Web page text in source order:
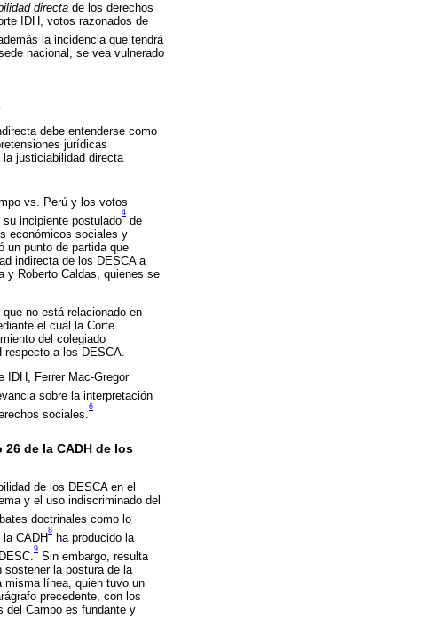
directa de los derechos
IDH, votos razonados de
la incidencia que tendrá
nacional, se vea vulnerado
debe entenderse como
jurídicas
justiciabilidad directa
vs. Perú y los votos
incipiente postulado
4
de
económicos sociales y
un punto de partida que
indirecta de los DESCA a
y Roberto Caldas, quienes se
no está relacionado en
el cual la Corte
del colegiado
a los DESCA.
IDH, Ferrer Mac-Gregor
sobre la interpretación
sociales.
6
de la CADH de los
de los DESCA en el
y el uso indiscriminado del
doctrinales como lo
CADH
8
ha producido la
9
Sin embargo, resulta
sostener la postura de la
misma línea, quien tuvo un
precedente, con los
del Campo es fundante y